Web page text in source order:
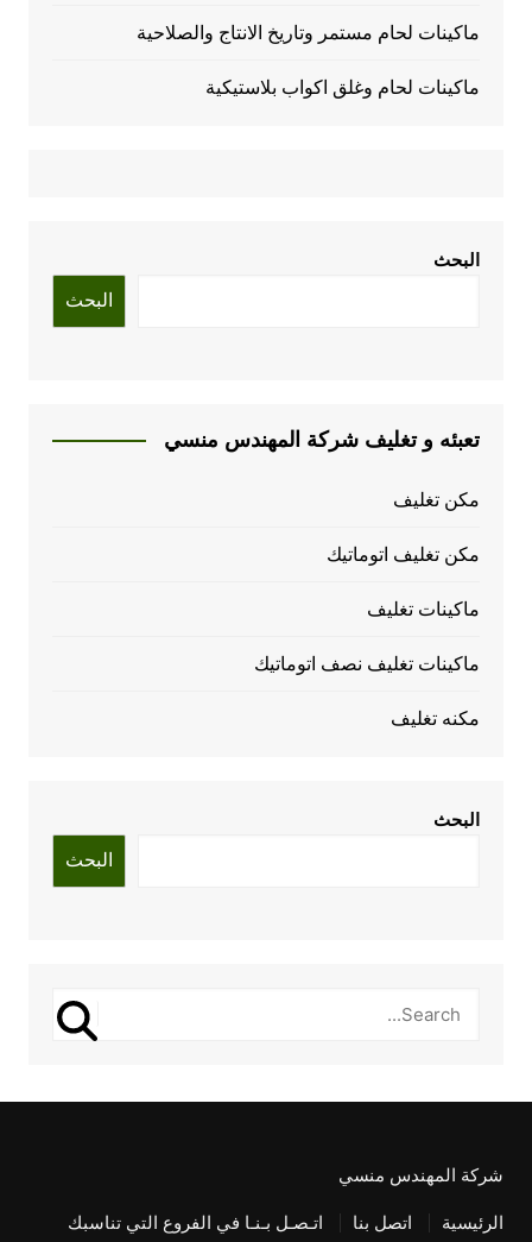
ماكينات لحام مستمر وتاريخ الانتاج والصلاحية
ماكينات لحام وغلق اكواب بلاستيكية
البحث
البحث
تعبئه و تغليف شركة المهندس منسي
مكن تغليف
مكن تغليف اتوماتيك
ماكينات تغليف
ماكينات تغليف نصف اتوماتيك
مكنه تغليف
البحث
البحث
شركة المهندس منسي
الرئيسية اتصل بنا اتـصـل بـنـا في الفروع التي تناسبك